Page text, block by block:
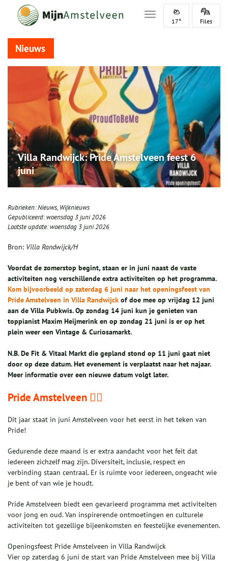
Toggle navigation
17° Files
Nieuws
Villa Randwijck: Pride Amstelveen feest 6
juni
Rubrieken:Nieuws, Wijknieuws
Gepubliceerd:woensdag 3 juni 2026
Laatste update:woensdag 3 juni 2026
Bron: Villa Randwijck/H
Voordat de zomerstop begint, staan er in juni naast de vaste
activiteiten nog verschillende extra activiteiten op het programma.
Kom bijvoorbeeld op zaterdag 6 juni naar het openingsfeest van
Pride Amstelveen in Villa Randwijck of doe mee op vrijdag 12 juni
aan de Villa Pubkwis. Op zondag 14 juni kun je genieten van
toppianist Maxim Heijmerink en op zondag 21 juni is er op het
plein weer een Vintage & Curiosamarkt.
N.B. De Fit & Vitaal Markt die gepland stond op 11 juni gaat niet
door op deze datum. Het evenement is verplaatst naar het najaar.
Meer informatie over een nieuwe datum volgt later.
Pride Amstelveen 🏳️‍🌈
Dit jaar staat in juni Amstelveen voor het eerst in het teken van
Pride!
Gedurende deze maand is er extra aandacht voor het feit dat
iedereen zichzelf mag zijn. Diversiteit, inclusie, respect en
verbinding staan centraal. Er is ruimte voor iedereen, ongeacht wie
je bent of van wie je houdt.
Pride Amstelveen biedt een gevarieerd programma met activiteiten
voor jong en oud. Van inspirerende ontmoetingen en culturele
activiteiten tot gezellige bijeenkomsten en feestelijke evenementen.
Openingsfeest Pride Amstelveen in Villa Randwijck
Vier op zaterdag 6 juni de start van Pride Amstelveen mee bij Villa